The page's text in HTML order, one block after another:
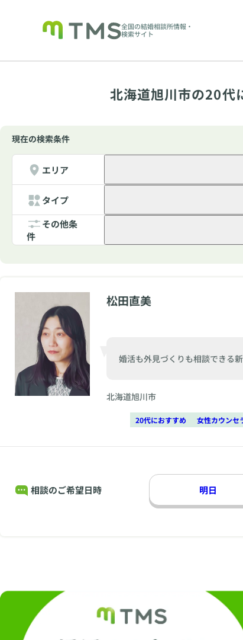
全国の結婚相談所情報・
検索サイト
北海道旭川市の20代
現在の検索条件
エリア
タイプ
その他条
件
松田直美
婚活も外見づくりも相談できる
北海道旭川市
20代におすすめ 女性カウンセ
相談のご希望日時 明日